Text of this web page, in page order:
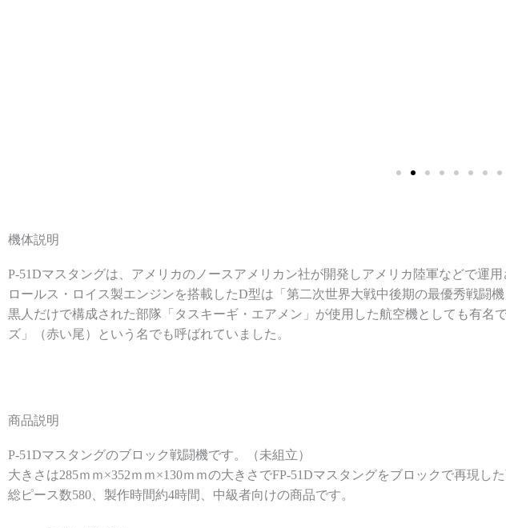
機体説明
P-51Dマスタングは、アメリカのノースアメリカン社が開発しアメリカ陸軍などで運
ロールス・ロイス製エンジンを搭載したD型は「第二次世界大戦中後期の最優秀戦闘機
黒人だけで構成された部隊「タスキーギ・エアメン」が使用した航空機としても有
ズ」（赤い尾）という名でも呼ばれていました。
商品説明
P-51Dマスタングのブロック戦闘機です。（未組立）
大きさは285ｍｍ×352ｍｍ×130ｍｍの大きさでFP-51Dマスタングをブロックで再現した
総ピース数580、製作時間約4時間、中級者向けの商品です。